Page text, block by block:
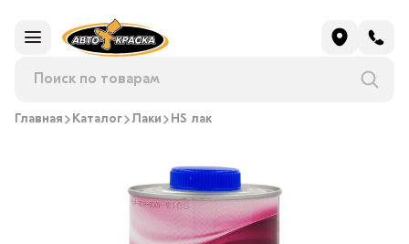
Главная Каталог Лаки HS лак